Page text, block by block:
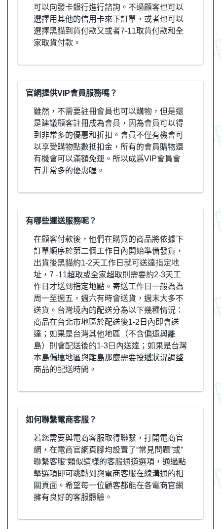
可以向發卡銀行進行諮詢。不過顧客也可以
選擇用其他的信用卡來下訂單，或者也可以
選擇黑貓到貨付款又或者7-11取貨付款和全
家取貨付款。
官網提供VIP會員服務嗎？
雖然，不需要註冊會員也可以購物，但是還
是建議顧客註冊成為會員，因為會員可以得
到非常多的優惠和折扣。會員不僅有機會可
以享受購物點數抵扣金，所有的會員購物還
有機會可以滿額免運。所以成爲VIP會員會
有非常多的優惠喔。
有哪些運送服務呢？
在顧客付款後，他們在購買的商品將依據下
訂單順序於第二個工作日內開始準備發貨，
出貨後黑貓約1-2天工作日就可送達指定地
址，7 -11超取或全家超取則需要約2-3天工
作日才送到指定地點。寄送工作日一般為為
周一至週五，週六有時會送貨，週末大多不
送貨。台灣境內的配送分為以下幾種情況：
商品在台北市地區於配送後1-2日內即會送
達；如果是台灣其他地區（不含偏遠與離
島）則會配送後的1-3日內送達；如果是台灣
本島偏遠地區與離島那麼需要投遞狀況調整
商品的配送時間。
如何聯繫電商客服？
若您需要與電商客服取得聯繫，打開電商官
網，在電商官網頁腳均設置了“常見問題”或”
聯繫客服“類似這樣的客服通道選項，通過點
擊選項即可跳轉到與電商客服在線溝通的相
關頁面。希望每一位顧客都能在各電商官網
擁有良好的客服體驗。